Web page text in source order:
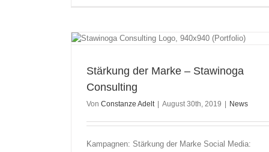
Stärkung der Marke – Stawinoga
Consulting
Von Constanze Adelt | August 30th, 2019 | News
Kampagnen: Stärkung der Marke Social Media: